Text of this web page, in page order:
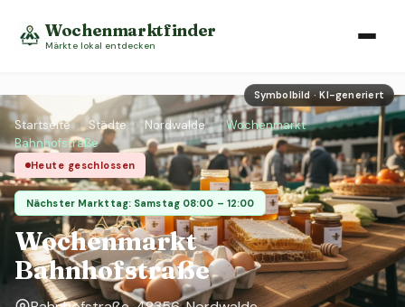
Wochenmarktfinder
Märkte lokal entdecken
Symbolbild · KI-generiert
Startseite › Städte › Nordwalde ›
Wochenmarkt
Bahnhofstraße
Heute geschlossen
Nächster Markttag: Samstag 08:00 – 12:00
Wochenmarkt
Bahnhofstraße